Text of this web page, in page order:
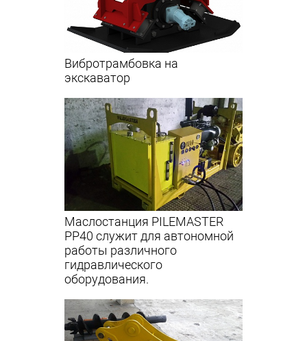
Вибротрамбовка на
экскаватор
Маслостанция PILEMASTER
PP40 служит для автономной
работы различного
гидравлического
оборудования.